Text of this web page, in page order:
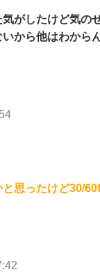
がしたけど気の
から他はわから
思ったけど30/